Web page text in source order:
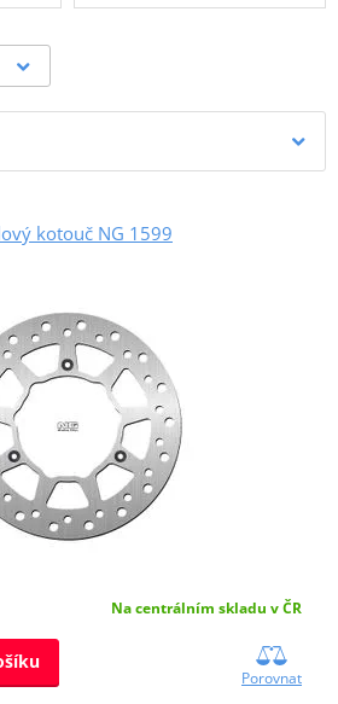
kotouč NG 1599
Na centrálním skladu v ČR
Porovnat